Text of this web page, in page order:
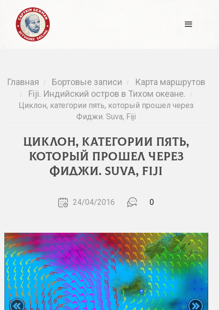
Главная / Бортовые записи / Карта маршрутов
/ Fiji. Индийский остров в Тихом океане. /
Циклон, категории пять, который прошел через
Фиджи. Suva, Fiji
Циклон, категории пять,
который прошел через
Фиджи. Suva, Fiji
24/04/2016 0